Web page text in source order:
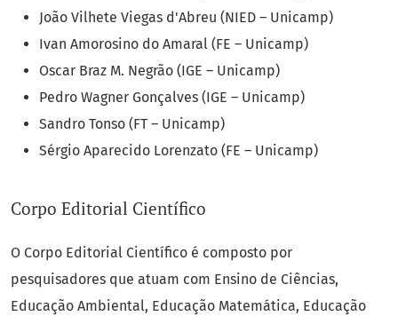
João Vilhete Viegas d'Abreu (NIED – Unicamp)
Ivan Amorosino do Amaral (FE – Unicamp)
Oscar Braz M. Negrão (IGE – Unicamp)
Pedro Wagner Gonçalves (IGE – Unicamp)
Sandro Tonso (FT – Unicamp)
Sérgio Aparecido Lorenzato (FE – Unicamp)
Corpo Editorial Científico
O Corpo Editorial Científico é composto por
pesquisadores que atuam com Ensino de Ciências,
Educação Ambiental, Educação Matemática, Educação